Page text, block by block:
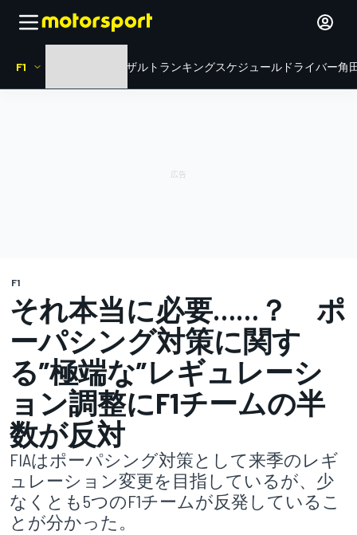
F1 リザルト ランキングスケジュール ドライバー角
F1
それ本当に必要……？ ポ
ーパシング対策に関す
る”極端な”レギュレーシ
ョン調整にF1チームの半
数が反対
FIAはポーパシング対策として来季のレギ
ュレーション変更を目指しているが、少
なくとも5つのF1チームが反発しているこ
とが分かった。